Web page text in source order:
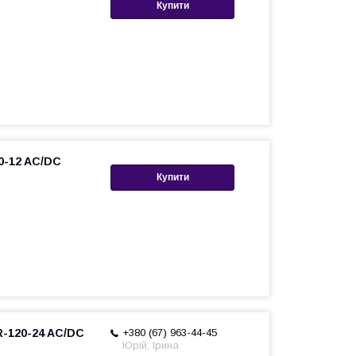
Купити
Купити
12 AC/DC
+380 (67) 963-44-45
Юрій, Ірина
120-24 AC/DC